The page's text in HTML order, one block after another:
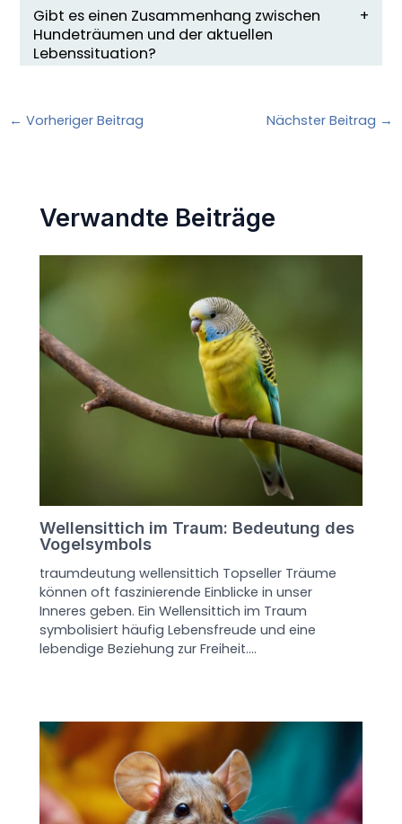
Gibt es einen Zusammenhang zwischen
Hundeträumen und der aktuellen
Lebenssituation?
← Vorheriger Beitrag Nächster Beitrag →
Verwandte Beiträge
Wellensittich im Traum: Bedeutung des
Vogelsymbols
traumdeutung wellensittich Topseller Träume
können oft faszinierende Einblicke in unser
Inneres geben. Ein Wellensittich im Traum
symbolisiert häufig Lebensfreude und eine
lebendige Beziehung zur Freiheit.…